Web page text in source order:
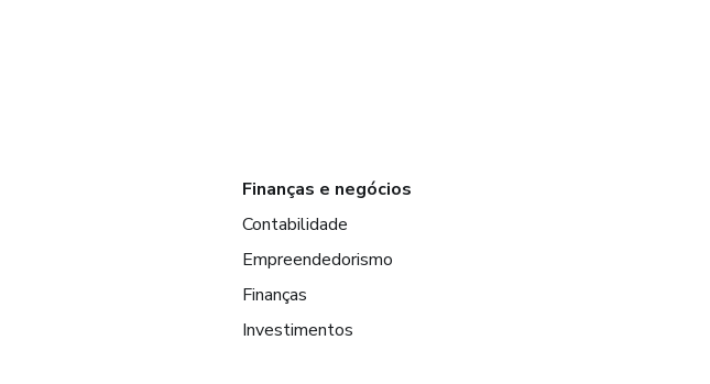
Finanças e negócios
Contabilidade
Empreendedorismo
Finanças
Investimentos